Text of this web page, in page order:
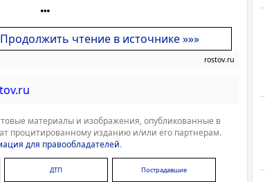
Продолжить чтение в источнике »»»
rostov.ru
материалы и изображения, опубликованные в
процитированному изданию и/или его партнерам.
для правообладателей.
ДТП Пострадавшие